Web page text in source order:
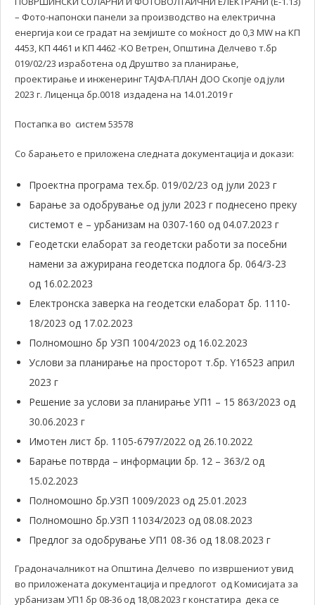
– Фото-напонски панели за производство на електрична
енергија кои се градат на земјиште со моќност до 0,3 MW на КП
4453, КП 4461 и КП 4462 -КО Ветрен, Општина Делчево т.бр
019/02/23 изработена од Друштво за планирање,
проектирање и инженеринг ТАЈФА-ПЛАН ДОО Скопје од јули
2023 г. Лиценца бр.0018 издадена на 14.01.2019 г
Постапка во систем 53578
Со барањето е приложена следната документација и докази:
Проектна програма тех.бр. 019/02/23 од јули 2023 г
Барање за одобрување од јули 2023 г поднесено преку
системот е – урбанизам на 0307-160 од 04.07.2023 г
Геодетски елаборат за геодетски работи за посебни
намени за ажурирана геодетска подлога бр. 064/3-23
од 16.02.2023
Електронска заверка на геодетски елаборат бр. 1110-
18/2023 од 17.02.2023
Полномошно бр УЗП 1004/2023 од 16.02.2023
Услови за планирање на просторот т.бр. Y16523 април
2023 г
Решение за услови за планирање УП1 – 15 863/2023 од
30.06.2023 г
Имотен лист бр. 1105-6797/2022 од 26.10.2022
Барање потврда – информации бр. 12 – 363/2 од
15.02.2023
Полномошно бр.УЗП 1009/2023 од 25.01.2023
Полномошно бр.УЗП 11034/2023 од 08.08.2023
Предлог за одобрување УП1 08-36 од 18.08.2023 г
Градоначалникот на Општина Делчево по извршениот увид
во приложената документација и предлогот од Комисијата за
урбанизам УП1 бр 08-36 од 18,08.2023 г констатира дека се